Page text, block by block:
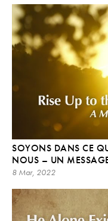
SOYONS DANS CE
NOUS – UN
8 Mar, 2022